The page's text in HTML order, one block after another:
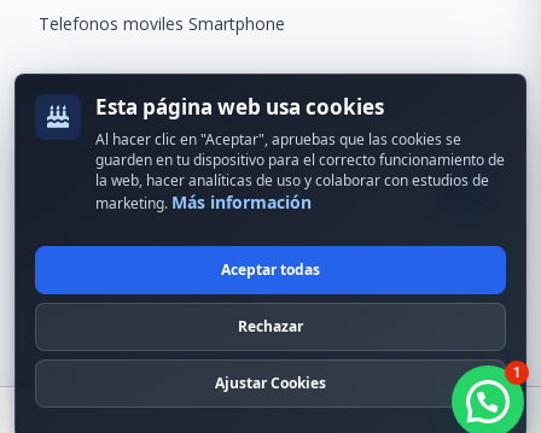
Telefonos moviles Smartphone
Recibe ofertas exclusivas y novedades.
© 2024 Erson Tecnología. Todos los derechos reservados.
Política de privacidad
Condiciones Generales 1
Esta página web usa cookies
Al hacer clic en "Aceptar", apruebas que las cookies se
guarden en tu dispositivo para el correcto funcionamiento de
la web, hacer analíticas de uso y colaborar con estudios de
marketing. Más información
Aceptar todas
Rechazar
Ajustar Cookies